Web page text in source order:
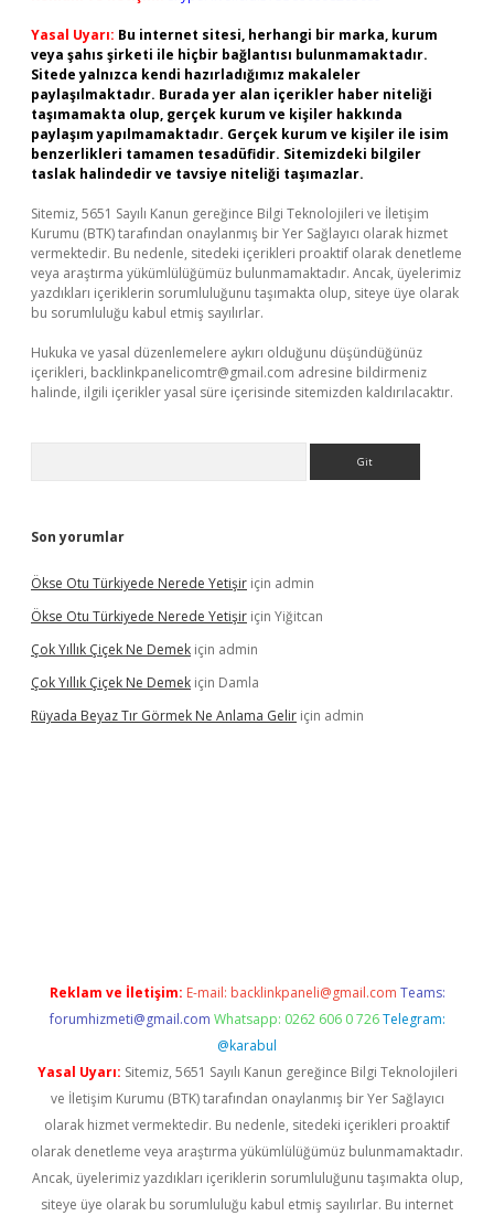
Yasal Uyarı: Bu internet sitesi, herhangi bir marka, kurum
veya şahıs şirketi ile hiçbir bağlantısı bulunmamaktadır.
Sitede yalnızca kendi hazırladığımız makaleler
paylaşılmaktadır. Burada yer alan içerikler haber niteliği
taşımamakta olup, gerçek kurum ve kişiler hakkında
paylaşım yapılmamaktadır. Gerçek kurum ve kişiler ile isim
benzerlikleri tamamen tesadüfidir. Sitemizdeki bilgiler
taslak halindedir ve tavsiye niteliği taşımazlar.
Sitemiz, 5651 Sayılı Kanun gereğince Bilgi Teknolojileri ve İletişim
Kurumu (BTK) tarafından onaylanmış bir Yer Sağlayıcı olarak hizmet
vermektedir. Bu nedenle, sitedeki içerikleri proaktif olarak denetleme
veya araştırma yükümlülüğümüz bulunmamaktadır. Ancak, üyelerimiz
yazdıkları içeriklerin sorumluluğunu taşımakta olup, siteye üye olarak
bu sorumluluğu kabul etmiş sayılırlar.
Hukuka ve yasal düzenlemelere aykırı olduğunu düşündüğünüz
içerikleri, backlinkpanelicomtr@gmail.com adresine bildirmeniz
halinde, ilgili içerikler yasal süre içerisinde sitemizden kaldırılacaktır.
Son yorumlar
Ökse Otu Türkiyede Nerede Yetişir için admin
Ökse Otu Türkiyede Nerede Yetişir için Yiğitcan
Çok Yıllık Çiçek Ne Demek için admin
Çok Yıllık Çiçek Ne Demek için Damla
Rüyada Beyaz Tır Görmek Ne Anlama Gelir için admin
Reklam ve İletişim: E-mail: backlinkpaneli@gmail.com Teams:
forumhizmeti@gmail.com Whatsapp: 0262 606 0 726 Telegram:
@karabul
Yasal Uyarı: Sitemiz, 5651 Sayılı Kanun gereğince Bilgi Teknolojileri
ve İletişim Kurumu (BTK) tarafından onaylanmış bir Yer Sağlayıcı
olarak hizmet vermektedir. Bu nedenle, sitedeki içerikleri proaktif
olarak denetleme veya araştırma yükümlülüğümüz bulunmamaktadır.
Ancak, üyelerimiz yazdıkları içeriklerin sorumluluğunu taşımakta olup,
siteye üye olarak bu sorumluluğu kabul etmiş sayılırlar. Bu internet